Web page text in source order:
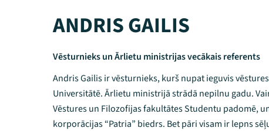
ANDRIS GAILIS
Vēsturnieks un Ārlietu ministrijas vecākais referents
Andris Gailis ir vēsturnieks, kurš nupat ieguvis
Universitātē. Ārlietu ministrijā strādā nepilnu gadu.
Vēstures un Filozofijas fakultātes Studentu padomē,
korporācijas “Patria” biedrs. Bet pāri visam ir lepns